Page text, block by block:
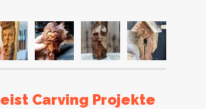
Carving Projekte